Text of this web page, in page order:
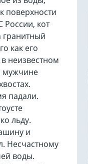
поверхности
России, кот
гранитный
как его
неизвестном
мужчине
падали.
льду.
и
Несчастному
воды.